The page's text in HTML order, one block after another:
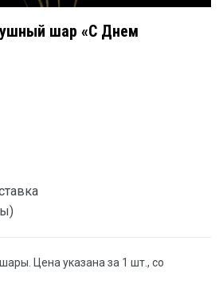
шар «С Днем
Цена указана за 1 шт., со